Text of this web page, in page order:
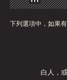
圖表
下列選項中，如果
白人，